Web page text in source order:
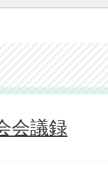
会議録